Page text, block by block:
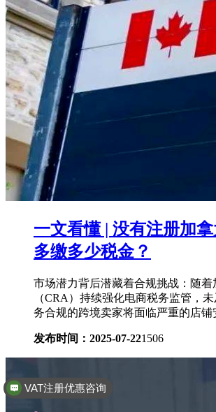
一文看懂 | 没有注册加
多缴多少税金？
市场潜力背后潜藏着合规挑战：随着
（CRA）持续强化电商税务监管，
务合规的跨境卖家将面临严重的店铺
发布时间：2025-07-221506
全球商标专利注册